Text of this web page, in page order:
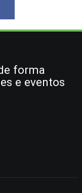
forma
e eventos